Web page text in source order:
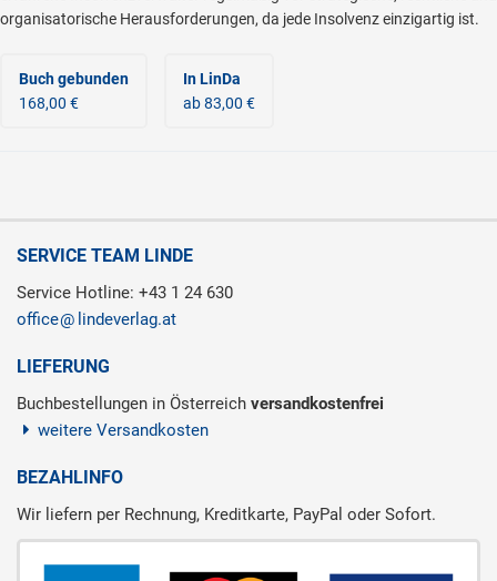
organisatorische Herausforderungen, da jede Insolvenz einzigartig ist.
Buch gebunden
168,00 €
In LinDa
ab 83,00 €
SERVICE TEAM LINDE
Service Hotline: +43 1 24 630
office
lindeverlag.at
LIEFERUNG
Buchbestellungen in Österreich versandkostenfrei
weitere Versandkosten
BEZAHLINFO
Wir liefern per Rechnung, Kreditkarte, PayPal oder Sofort.